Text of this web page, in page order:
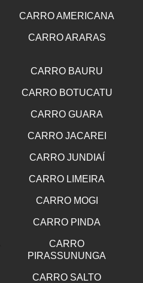
CARRO AMERICANA
CARRO ARARAS
CARRO BAURU
CARRO BOTUCATU
CARRO GUARA
CARRO JACAREI
CARRO JUNDIAÍ
CARRO LIMEIRA
CARRO MOGI
CARRO PINDA
CARRO
PIRASSUNUNGA
CARRO SALTO